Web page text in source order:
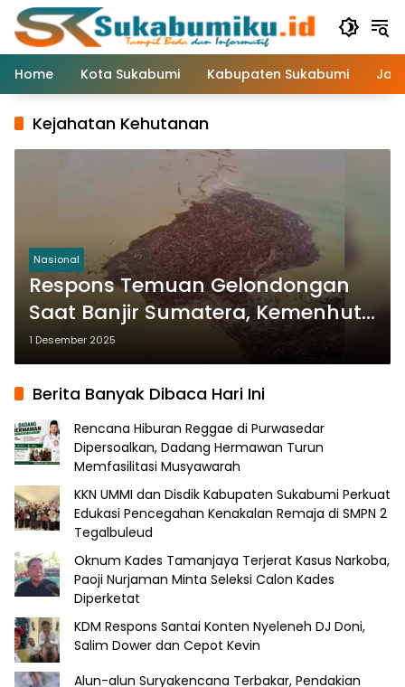
Langsung
konten
Home
Kota Sukabumi Kabupaten Sukabumi
Kejahatan Kehutanan
Nasional
Respons Temuan Gelondongan
Saat Banjir Sumatera, Kemenhut
Ungkap Modus Canggih
Pencucian Kayu Ilegal
1 Desember 2025
Berita Banyak Dibaca Hari Ini
Rencana Hiburan Reggae di Purwasedar
Dipersoalkan, Dadang Hermawan Turun
Memfasilitasi Musyawarah
KKN UMMI dan Disdik Kabupaten Sukabumi Perkuat
Edukasi Pencegahan Kenakalan Remaja di SMPN 2
Tegalbuleud
Oknum Kades Tamanjaya Terjerat Kasus Narkoba,
Paoji Nurjaman Minta Seleksi Calon Kades
Diperketat
KDM Respons Santai Konten Nyeleneh DJ Doni,
Salim Dower dan Cepot Kevin
Alun-alun Suryakencana Terbakar, Pendakian